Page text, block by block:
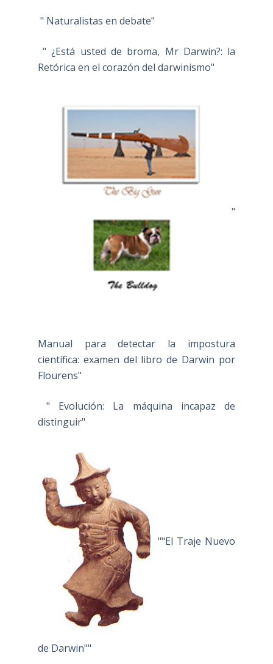
" Naturalistas en debate"
" ¿Está usted de broma, Mr Darwin?: la
Retórica en el corazón del darwinismo"
"
Manual para detectar la impostura
científica: examen del libro de Darwin por
Flourens"
" Evolución: La máquina incapaz de
distinguir"
""El Traje Nuevo
de Darwin""